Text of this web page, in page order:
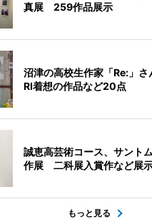
真展 259作品展示
沼津の高校生作家「Re:」
RI着想の作品など20点
誠恵高芸術コース、サント
作展 二科展入賞作など展
もっと見る